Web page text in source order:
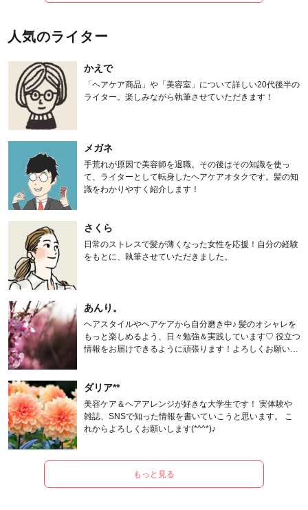
人気のライター
かえで
「ヘアケア商品」や「美容室」について詳しい20代後半の
ライター。楽しみながら執筆させていただきます！
メガネ
手荒れが原因で美容師を退職。その後はその知識を使っ
て、ライターとして転身したヘアケアオタクです。髪の知
識をわかりやすく紹介します！
さくら
日常のストレスで髪が薄くなった女性を応援！自分の経験
をもとに、執筆させていただきました。
あんり。
ヘアスタイルやヘアケアから自分磨き中♪ 髪のオシャレを
もっと楽しめるよう、日々勉強＆実践しています♡ 役立つ
情報をお届けできるように頑張ります！よろしくお願いし
ダリア**
美容ケア＆ヘアアレンジが好きな大学生です！ 実体験や
雑誌、SNSで知った情報を書いていこうと思います。 こ
れからよろしくお願いします(*^^*)♪
もっと見る